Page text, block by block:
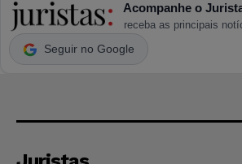
Acompanhe o
receba as principais
Seguir no Google